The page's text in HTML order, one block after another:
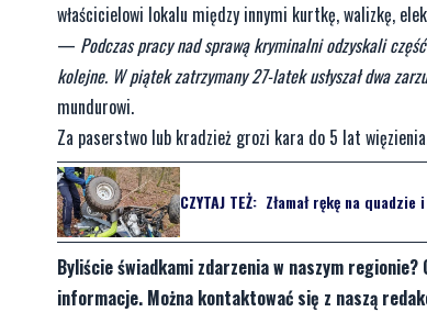
właścicielowi lokalu między innymi kurtkę, walizkę,
— Podczas pracy nad sprawą kryminalni odzyskali
kolejne. W piątek zatrzymany 27-latek usłyszał dwa
mundurowi.
Za paserstwo lub kradzież grozi kara do 5 lat
CZYTAJ TEŻ: Złamał rękę na
Byliście świadkami zdarzenia w naszym
informacje. Można kontaktować się z naszą